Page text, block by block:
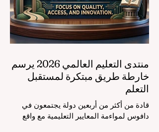
منتدى التعليم العالمي 2026 يرسم
خارطة طريق مبتكرة لمستقبل
التعلم
قادة من أكثر من أربعين دولة يجتمعون في
دافوس لمواءمة المعايير التعليمية مع واقع